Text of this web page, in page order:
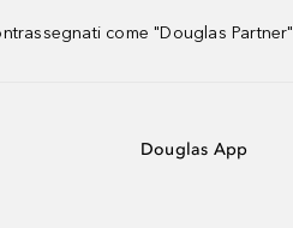
come "Douglas Partner"
Douglas App